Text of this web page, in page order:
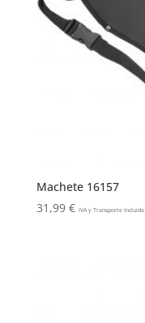
Machete 16157
31,99 € IVA y Transporte Incluido